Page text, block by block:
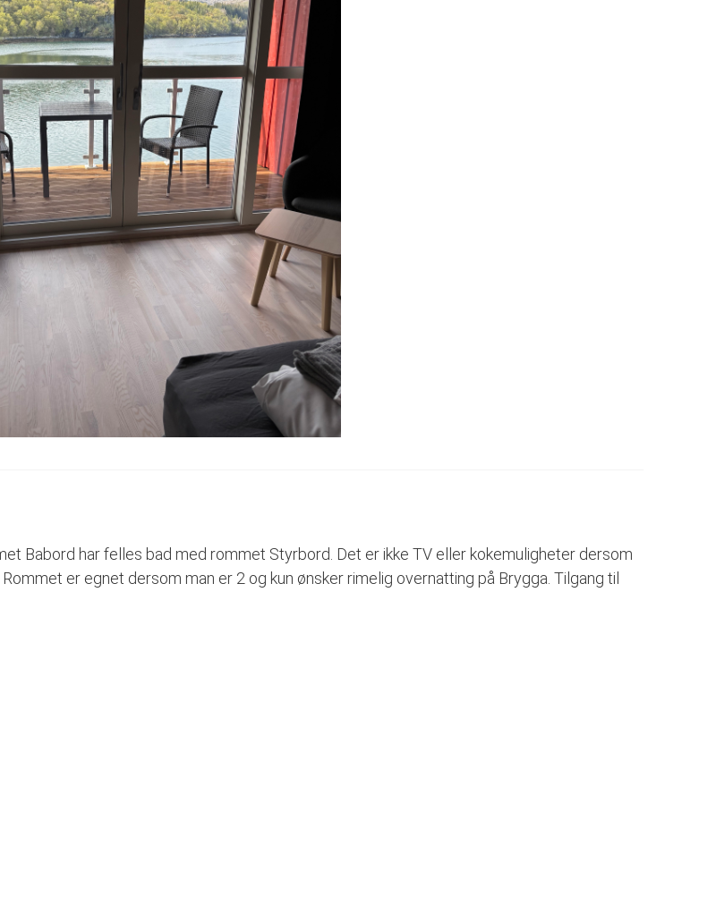
Babord har felles bad med rommet Styrbord. Det er ikke TV eller kokemuligheter dersom
er egnet dersom man er 2 og kun ønsker rimelig overnatting på Brygga. Tilgang til